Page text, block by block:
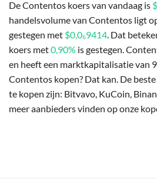
De Contentos koers van vandaag is
handelsvolume van Contentos ligt
gestegen met $0,0₆9414. Dat
koers met0,90% is gestegen.
en heeft een marktkapitalisatie van
Contentos kopen? Dat kan. De
te kopen zijn: Bitvavo, KuCoin,
meer aanbieders vinden op onze